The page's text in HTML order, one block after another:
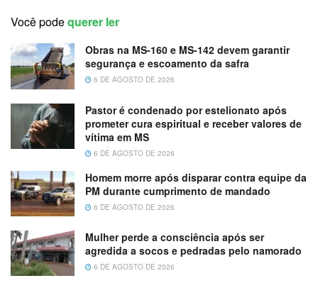
Você podequerer ler
Obras na MS-160 e MS-142 devem garantir
segurança e escoamento da safra
6 DE AGOSTO DE 2026
Pastor é condenado por estelionato após
prometer cura espiritual e receber valores de
vítima em MS
6 DE AGOSTO DE 2026
Homem morre após disparar contra equipe da
PM durante cumprimento de mandado
6 DE AGOSTO DE 2026
Mulher perde a consciência após ser
agredida a socos e pedradas pelo namorado
6 DE AGOSTO DE 2026